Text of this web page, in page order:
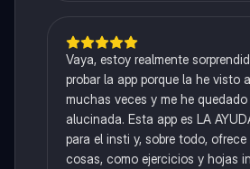
Vaya, estoy realmente
probar la app porque la he visto
muchas veces y me he
alucinada. Esta app es LA
para el insti y, sobre todo,
cosas, como ejercicios y hojas